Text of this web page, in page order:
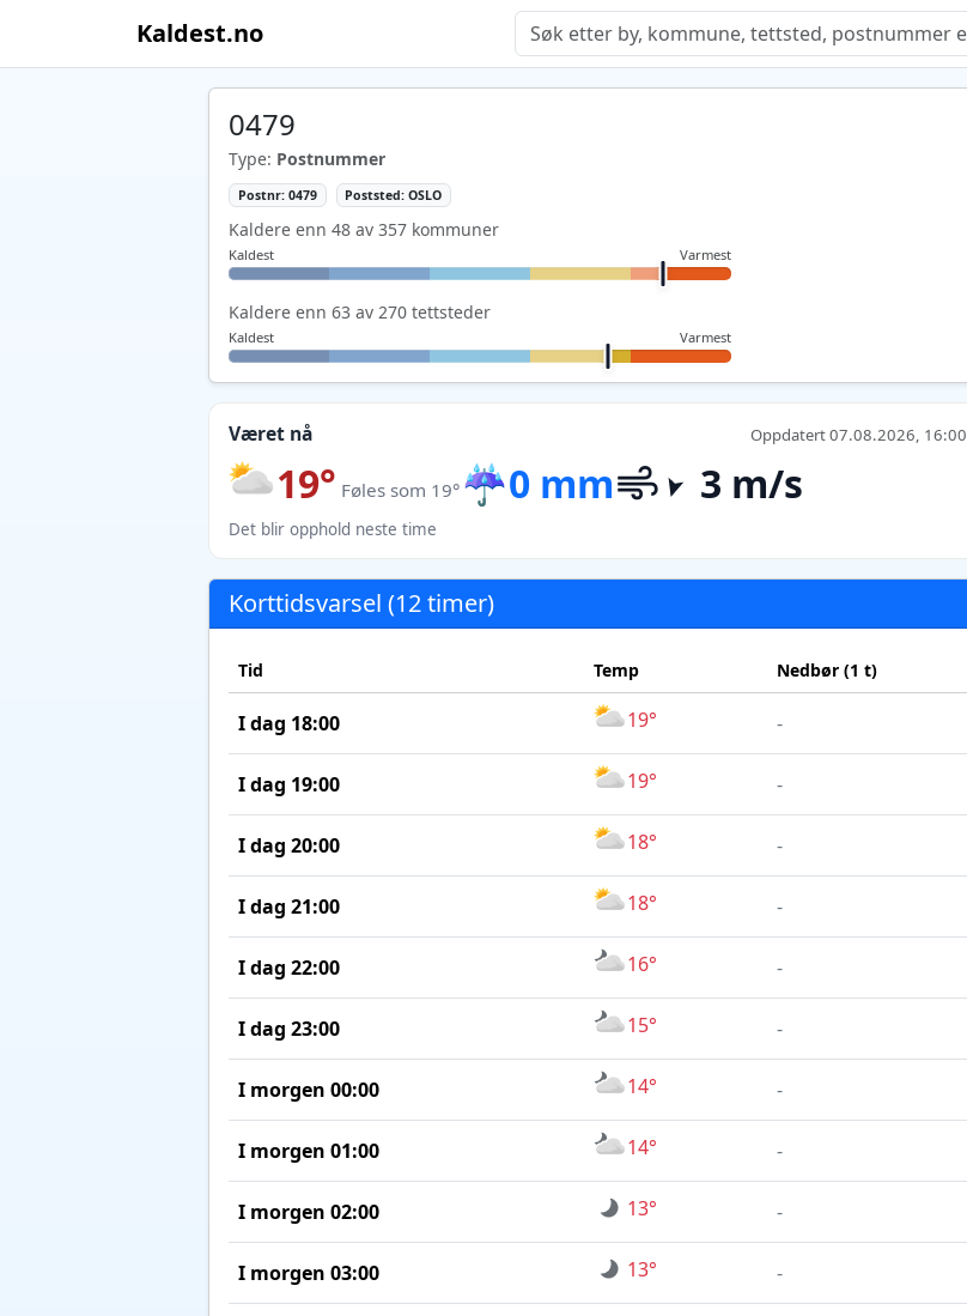
Kaldest.no
0479
Type: Postnummer
Postnr: 0479 Poststed: OSLO
Kaldere enn 48 av 357 kommuner
Kaldest Varmest
Kaldere enn 63 av 270 tettsteder
Kaldest Varmest
Været nå Oppdatert 07.08.2026, 16:00
19° Føles som 19° ☔0 mm 3 m/s
Det blir opphold neste time
Korttidsvarsel (12 timer)
Tid Temp Nedbør (1 t)
I dag 18:00 19° -
I dag 19:00 19° -
I dag 20:00 18° -
I dag 21:00 18° -
I dag 22:00 16° -
I dag 23:00 15° -
I morgen 00:00 14° -
I morgen 01:00 14° -
I morgen 02:00 13° -
I morgen 03:00 13° -